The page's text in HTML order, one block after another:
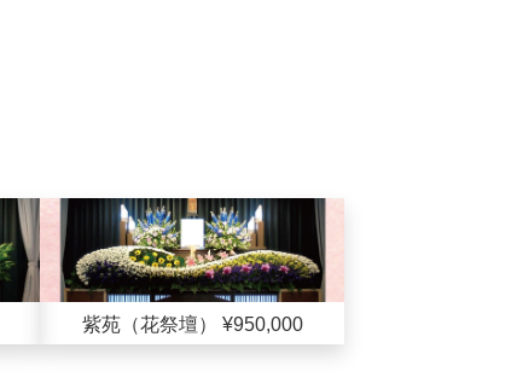
紫苑（花祭壇） ¥950,000